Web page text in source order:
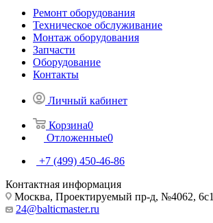
Ремонт оборудования
Техническое обслуживание
Монтаж оборудования
Запчасти
Оборудование
Контакты
Личный кабинет
Корзина0
Отложенные0
+7 (499) 450-46-86
Контактная информация
Москва, Проектируемый пр-д, №4062, 6с1
24@balticmaster.ru